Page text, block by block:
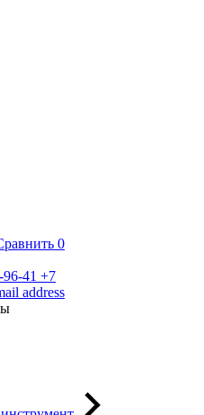
0
41 +7
address